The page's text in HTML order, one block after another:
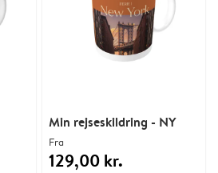
Min rejseskildring - NY
Fra
129,00 kr.